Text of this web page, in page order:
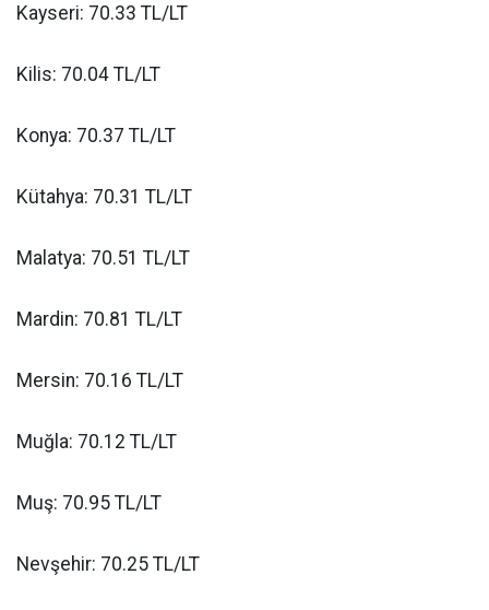
Kayseri: 70.33 TL/LT
Kilis: 70.04 TL/LT
Konya: 70.37 TL/LT
Kütahya: 70.31 TL/LT
Malatya: 70.51 TL/LT
Mardin: 70.81 TL/LT
Mersin: 70.16 TL/LT
Muğla: 70.12 TL/LT
Muş: 70.95 TL/LT
Nevşehir: 70.25 TL/LT